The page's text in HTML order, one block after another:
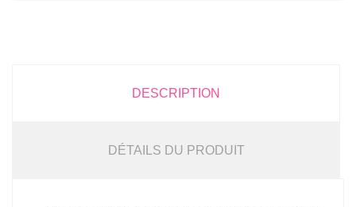
DESCRIPTION
DÉTAILS DU PRODUIT